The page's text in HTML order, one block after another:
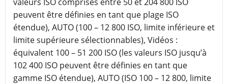
peuvent être définies en tant que plage ISO
étendue), AUTO (100 – 12 800 ISO, limite inférieure et
limite supérieure sélectionnables), Vidéos :
équivalent 100 – 51 200 ISO (les valeurs ISO jusqu’à
102 400 ISO peuvent être définies en tant que
gamme ISO étendue), AUTO (ISO 100 – 12 800, limite